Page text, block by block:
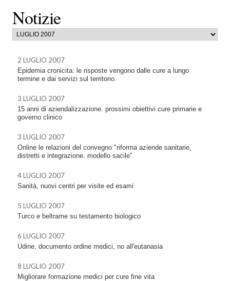
Notizie
2 LUGLIO 2007
Epidemia cronicita: le risposte vengono dalle cure a lungo
termine e dai servizi sul territorio.
3 LUGLIO 2007
15 anni di aziendalizzazione. prossimi obiettivi cure primarie e
governo clinico
3 LUGLIO 2007
Online le relazioni del convegno "riforma aziende sanitarie,
distretti e integrazione. modello sacile"
4 LUGLIO 2007
Sanità, nuovi centri per visite ed esami
5 LUGLIO 2007
Turco e beltrame su testamento biologico
6 LUGLIO 2007
Udine, documento ordine medici, no all'eutanasia
8 LUGLIO 2007
Migliorare formazione medici per cure fine vita